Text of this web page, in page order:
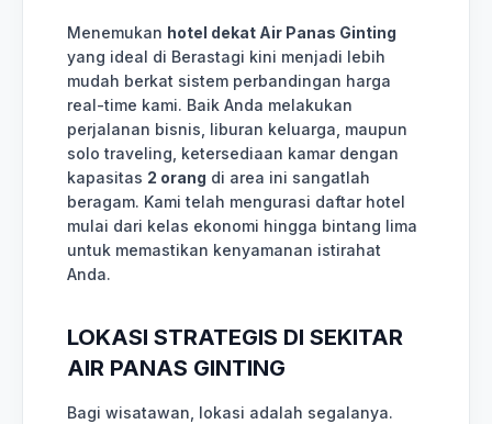
Menemukan hotel dekat Air Panas Ginting
yang ideal di Berastagi kini menjadi lebih
mudah berkat sistem perbandingan harga
real-time kami. Baik Anda melakukan
perjalanan bisnis, liburan keluarga, maupun
solo traveling, ketersediaan kamar dengan
kapasitas 2 orang di area ini sangatlah
beragam. Kami telah mengurasi daftar hotel
mulai dari kelas ekonomi hingga bintang lima
untuk memastikan kenyamanan istirahat
Anda.
LOKASI STRATEGIS DI SEKITAR
AIR PANAS GINTING
Bagi wisatawan, lokasi adalah segalanya.